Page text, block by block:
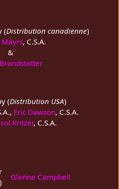
(Distribution canadienne)
Mayrs, C.S.A.
&
(Distribution USA)
Eric Dawson, C.S.A.
Kritzer, C.S.A.
)
Glenne Campbell